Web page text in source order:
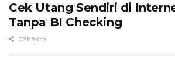
Cek Utang Sendiri di
Tanpa BI Checking
0 SHARES